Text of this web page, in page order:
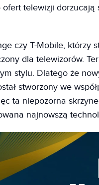
telewizji
czy T-Mobile, którzy
dla telewizorów.
stylu. Dlatego że
stworzony we
ta niepozorna
najnowszą